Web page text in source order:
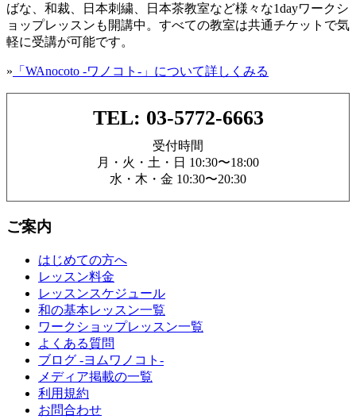
ばな、和裁、日本刺繍、日本茶教室など様々な1dayワークシ
ョップレッスンも開講中。すべての教室は共通チケットで気
軽に受講が可能です。
» 「WAnocoto -ワノコト-」について詳しくみる
TEL: 03-5772-6663
受付時間
月・火・土・日 10:30〜18:00
水・木・金 10:30〜20:30
ご案内
はじめての方へ
レッスン料金
レッスンスケジュール
和の基本レッスン一覧
ワークショップレッスン一覧
よくある質問
ブログ -ヨムワノコト-
メディア掲載の一覧
利用規約
お問合わせ